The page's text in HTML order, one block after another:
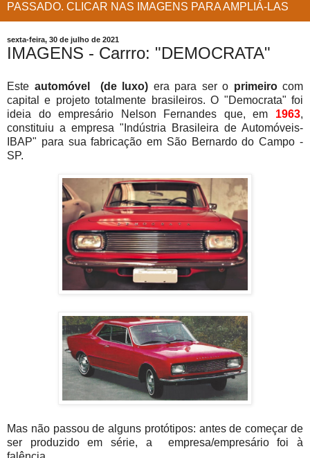
PASSADO. CLICAR NAS IMAGENS PARA AMPLIÁ-LAS
sexta-feira, 30 de julho de 2021
IMAGENS - Carrro: "DEMOCRATA"
Este automóvel (de luxo) era para ser o primeirocom
capital e projeto totalmente brasileiros. O "Democrata" foi
ideia do empresário Nelson Fernandes que, em 1963,
constituiu a empresa "Indústria Brasileira de Automóveis-
IBAP" para sua fabricação em São Bernardo do Campo -
SP.
Mas não passou de alguns protótipos: antes de começar de
ser produzido em série, a empresa/empresário foi à